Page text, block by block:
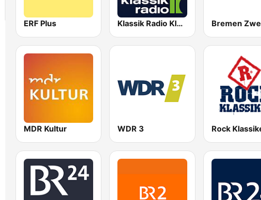
ERF Plus Klassik Radio Klassische Weihnachten Bremen
MDR Kultur WDR 3 Rock